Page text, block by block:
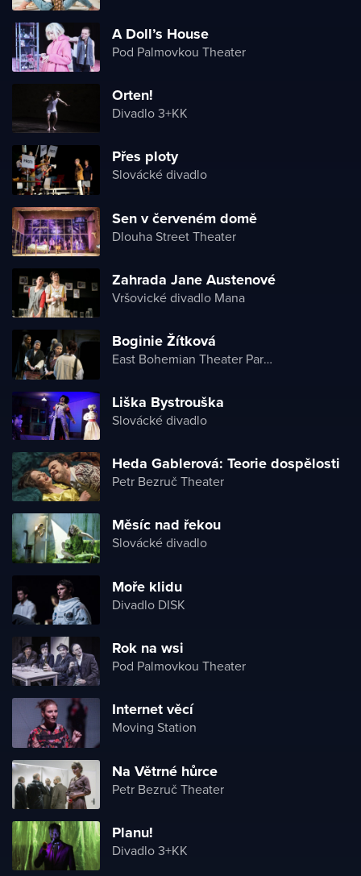
A Doll’s House
Pod Palmovkou Theater
Orten!
Divadlo 3+KK
Přes ploty
Slovácké divadlo
Sen v červeném domě
Dlouha Street Theater
Zahrada Jane Austenové
Vršovické divadlo Mana
Boginie Žítková
East Bohemian Theater Pardubice
Liška Bystrouška
Slovácké divadlo
Heda Gablerová: Teorie dospělosti
Petr Bezruč Theater
Měsíc nad řekou
Slovácké divadlo
Moře klidu
Divadlo DISK
Rok na wsi
Pod Palmovkou Theater
Internet věcí
Moving Station
Na Větrné hůrce
Petr Bezruč Theater
Planu!
Divadlo 3+KK